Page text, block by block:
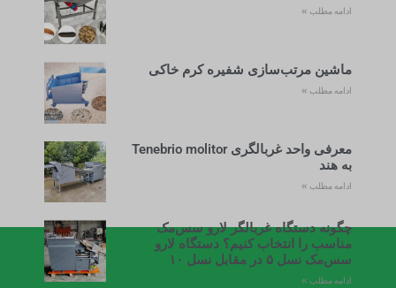
ادامه مطلب »
ماشین مرتب‌سازی شفیره کرم خاکی
ادامه مطلب »
معرفی واحد غربالگری Tenebrio molitor
به هند
ادامه مطلب »
چگونه دستگاه غربالگر لارو سس‌مک
مناسب را انتخاب کنیم؟ دستگاه لارو
سس‌مک نسل ۵ در مقابل نسل ۱۰
ادامه مطلب »